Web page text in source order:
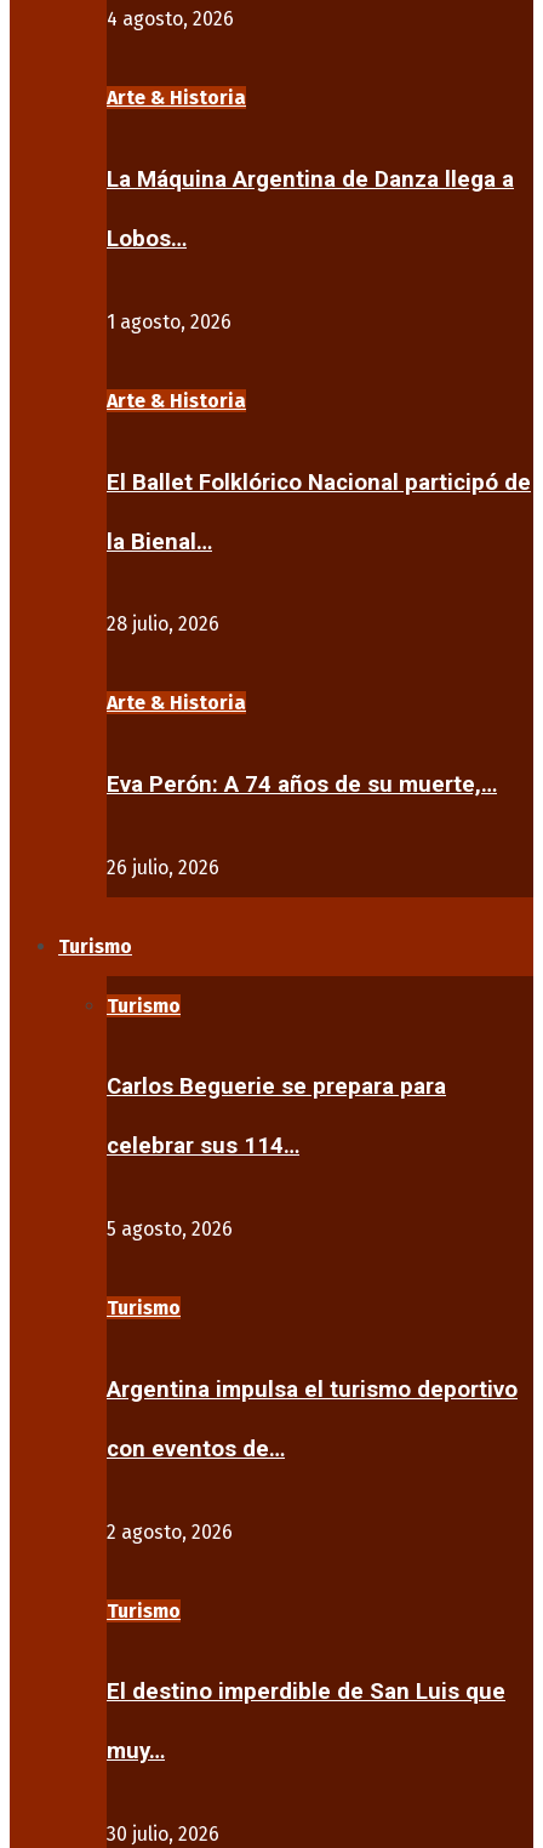
4 agosto, 2026
Arte & Historia
La Máquina Argentina de Danza llega a
Lobos…
1 agosto, 2026
Arte & Historia
El Ballet Folklórico Nacional participó de
la Bienal…
28 julio, 2026
Arte & Historia
Eva Perón: A 74 años de su muerte,…
26 julio, 2026
Turismo
Turismo
Carlos Beguerie se prepara para
celebrar sus 114…
5 agosto, 2026
Turismo
Argentina impulsa el turismo deportivo
con eventos de…
2 agosto, 2026
Turismo
El destino imperdible de San Luis que
muy…
30 julio, 2026